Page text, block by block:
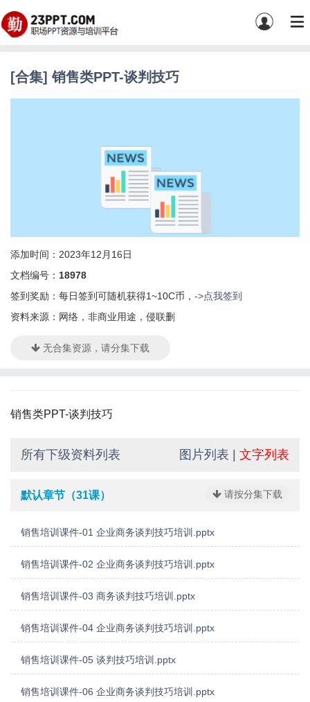
[合集] 销售类PPT-谈判技巧
添加时间：2023年12月16日
文档编号： 18978
签到奖励：每日签到可随机获得1~10C币， ->点我签到
资料来源：网络，非商业用途，侵联删
无合集资源，请分集下载
销售类PPT-谈判技巧
所有下级资料列表 图片列表 文字列表
默认章节（31课） 请按分集下载
销售培训课件-01 企业商务谈判技巧培训.pptx
销售培训课件-02 企业商务谈判技巧培训.pptx
销售培训课件-03 商务谈判技巧培训.pptx
销售培训课件-04 企业商务谈判技巧培训.pptx
销售培训课件-05 谈判技巧培训.pptx
销售培训课件-06 企业商务谈判技巧培训.pptx